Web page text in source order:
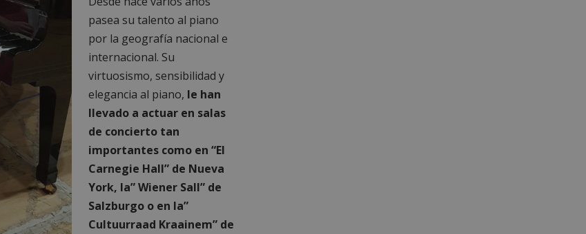
pasea su talento al piano
por la geografía nacional e
internacional. Su
virtuosismo, sensibilidad y
elegancia al piano, le han
llevado a actuar en salas
de concierto tan
importantes como en “El
Carnegie Hall” de Nueva
York, la” Wiener Sall” de
Salzburgo o en la”
Cultuurraad Kraainem” de